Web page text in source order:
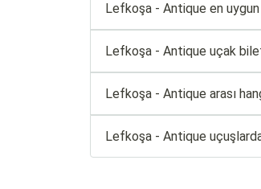
Lefkoşa - Antique en uygun
Lefkoşa - Antique uçak
Lefkoşa - Antique arası
Lefkoşa - Antique